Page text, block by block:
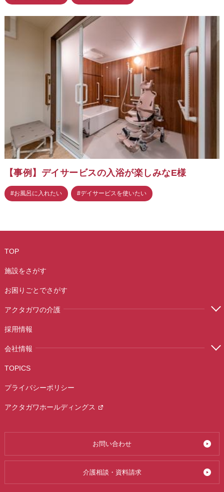
【事例】デイサービスの入浴が楽しみなE様
#お風呂に入れたい #デイサービスを使いたい
TOP
施設をさがす
お困りごとでさがす
アクタガワの介護
採用情報
会社情報
お問い合わせ
TOPICS
介護相談・資料請求
プライバシーポリシー
アクタガワホールディングス